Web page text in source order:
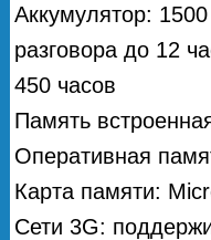
Аккумулятор:
разговора до 12
450 часов
Память
Оперативная
Карта памяти:
Сети 3G: